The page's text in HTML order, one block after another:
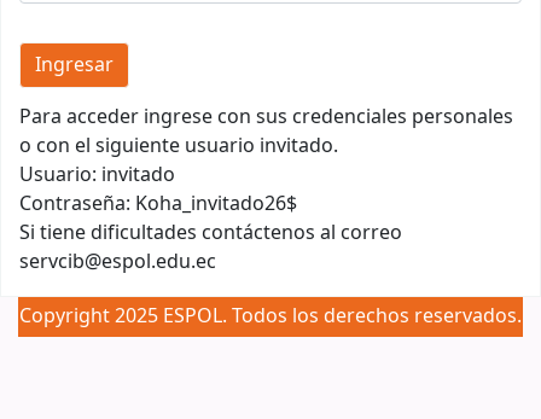
Para acceder ingrese con sus credenciales personales
o con el siguiente usuario invitado.
Usuario: invitado
Contraseña: Koha_invitado26$
Si tiene dificultades contáctenos al correo
servcib@espol.edu.ec
Copyright 2025 ESPOL. Todos los derechos reservados.